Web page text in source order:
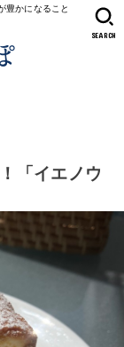
豊かになること
SEARCH
「イエノウ